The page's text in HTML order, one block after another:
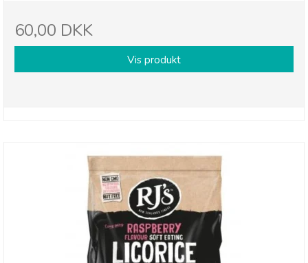
60,00 DKK
Vis produkt